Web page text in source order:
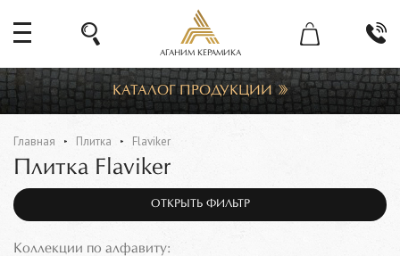
АГАНИМ КЕРАМИКА
КАТАЛОГ ПРОДУКЦИИ
Главная Плитка Flaviker
Плитка Flaviker
ОТКРЫТЬ ФИЛЬТР
Коллекции по алфавиту: